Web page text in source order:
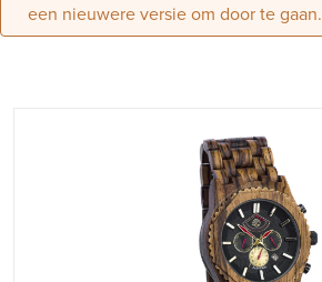
een nieuwere versie om door te gaan.